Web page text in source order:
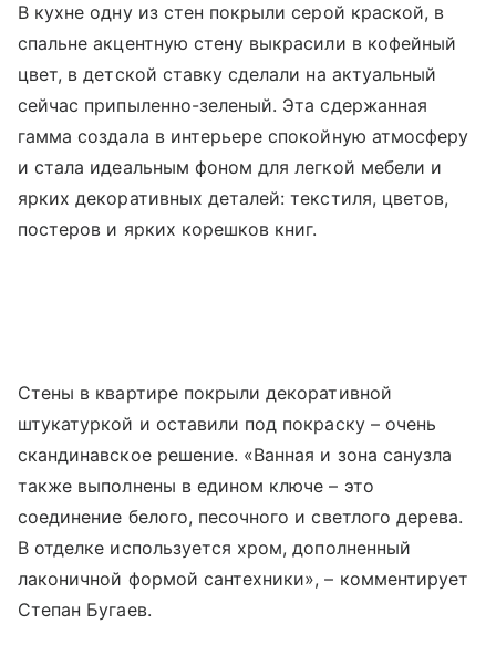
В кухне одну из стен покрыли серой краской, в
спальне акцентную стену выкрасили в кофейный
цвет, в детской ставку сделали на актуальный
сейчас припыленно-зеленый. Эта сдержанная
гамма создала в интерьере спокойную атмосферу
и стала идеальным фоном для легкой мебели и
ярких декоративных деталей: текстиля, цветов,
постеров и ярких корешков книг.
Стены в квартире покрыли декоративной
штукатуркой и оставили под покраску – очень
скандинавское решение. «Ванная и зона санузла
также выполнены в едином ключе – это
соединение белого, песочного и светлого дерева.
В отделке используется хром, дополненный
лаконичной формой сантехники», – комментирует
Степан Бугаев.